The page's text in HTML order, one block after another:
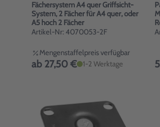
Fächersystem A4 quer Griffsicht-
System, 2 Fächer für A4 quer, oder
A5 hoch 2 Fächer
Artikel-Nr: 4070053-2F
Mengenstaffelpreis verfügbar
ab 27,50 € 1-2 Werktage